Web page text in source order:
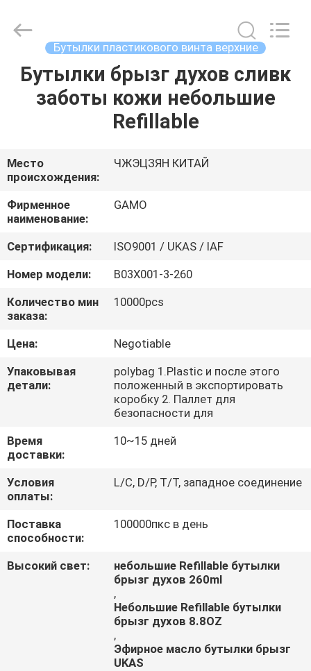
ДОМ
О
НАС
ПУТЕШЕСТВИЕ
ФАБРИКИ
ПРОВЕРКА
КАЧЕСТВА
поставщик.
Copyright
plasticpumpspraybottles.com.
Бутылки пластикового винта верхние
Бутылки брызг духов сливк
заботы кожи небольшие
Refillable
Место
происхождения:
ЧЖЭЦЗЯН КИТАЙ
Фирменное
наименование:
GAMO
Сертификация:
ISO9001 / UKAS / IAF
Номер модели:
B03X001-3-260
Количество мин
заказа:
10000pcs
Цена:
Negotiable
Упаковывая
детали:
polybag 1.Plastic и после этого
положенный в экспортировать
коробку 2. Паллет для
безопасности для
Время
доставки:
10~15 дней
Условия
оплаты:
L/C, D/P, T/T, западное соединение
Поставка
способности:
100000пкс в день
Высокий свет:
небольшие Refillable бутылки
брызг духов 260ml
,
Небольшие Refillable бутылки
брызг духов 8.8OZ
,
Эфирное масло бутылки брызг
UKAS